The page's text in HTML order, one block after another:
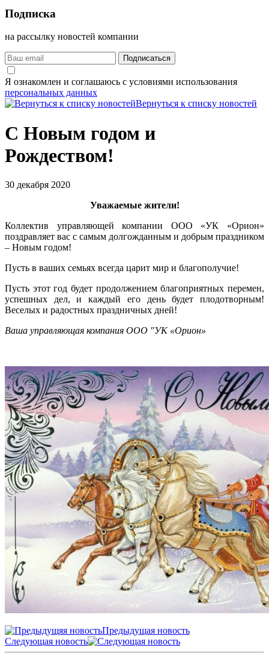
Подписка
на рассылку новостей компании
Подписаться
Я ознакомлен и соглашаюсь с условиями использования
персональных данных
Вернуться к списку новостей
С Новым годом и
Рождеством!
30 декабря 2020
Уважаемые жители!
Коллектив управляющей компании ООО «УК «Орион»
поздравляет вас с самым долгожданным и добрым праздником
– Новым годом!
Пусть в ваших семьях всегда царит мир и благополучие!
Пусть этот год будет продолжением благоприятных перемен,
успешных дел, и каждый его день будет плодотворным!
Веселых и радостных праздничных дней!
Ваша управляющая компания ООО "УК «Орион»
Предыдущая новость
Следующая новость